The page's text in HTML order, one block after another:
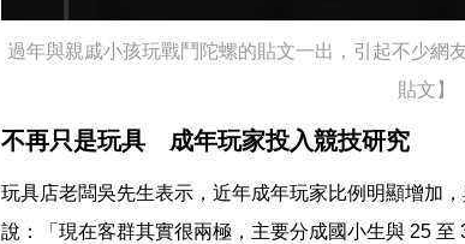
過年與親戚小孩玩戰鬥陀螺的貼文一出，引起不少
貼文】
不再只是玩具 成年玩家投入競技研究
玩具店老闆吳先生表示，近年成年玩家比例明顯增加
說：「現在客群其實很兩極，主要分成國小生與 25 至